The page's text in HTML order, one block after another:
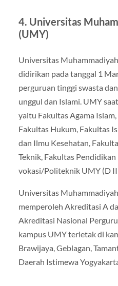
4. Universitas
(UMY)
Universitas
didirikan pada tanggal 1
perguruan tinggi swasta
unggul dan Islami. UMY
yaitu Fakultas Agama
Fakultas Hukum, Fakultas
dan Ilmu Kesehatan,
Teknik, Fakultas
vokasi/Politeknik UMY (D
Universitas
memperoleh Akreditasi A
Akreditasi Nasional
kampus UMY terletak di
Brawijaya, Geblagan,
Daerah Istimewa